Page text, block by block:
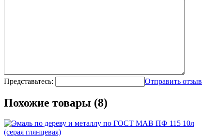
Представьтесь: Отправить отзыв
Похожие товары (8)